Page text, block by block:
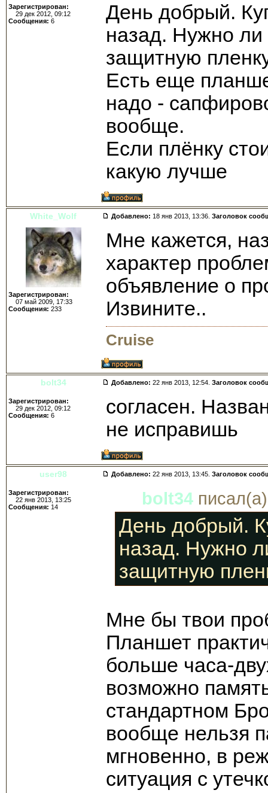
Зарегистрирован:
29 дек 2012, 09:12
Сообщения: 6
День добрый.
назад. Нужно ли
защитную
Есть еще
надо -
вообще.
Если плёнку
какую лучше
White_Wolf Добавлено: 18 янв 2013, 13:36. Заголовок
Зарегистрирован:
07 май 2009, 17:33
Сообщения: 233
Мне кажется,
характер
объявление о
Извините..
Cruise
bolt34 Добавлено: 22 янв 2013, 12:54. Заголовок
Зарегистрирован:
29 дек 2012, 09:12
Сообщения: 6
согласен.
не исправишь
user98 Добавлено: 22 янв 2013, 13:45. Заголовок
Зарегистрирован:
22 янв 2013, 13:25
Сообщения: 14 bolt34
День добрый.
назад. Нужно
защитную
Мне бы твои
Планшет
больше часа-
возможно
стандартном
вообще нельзя
мгновенно, в
ситуация с